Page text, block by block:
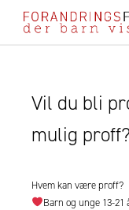
Vil du bli
mulig proff?
Hvem kan være proff?
Barn og unge 13-21